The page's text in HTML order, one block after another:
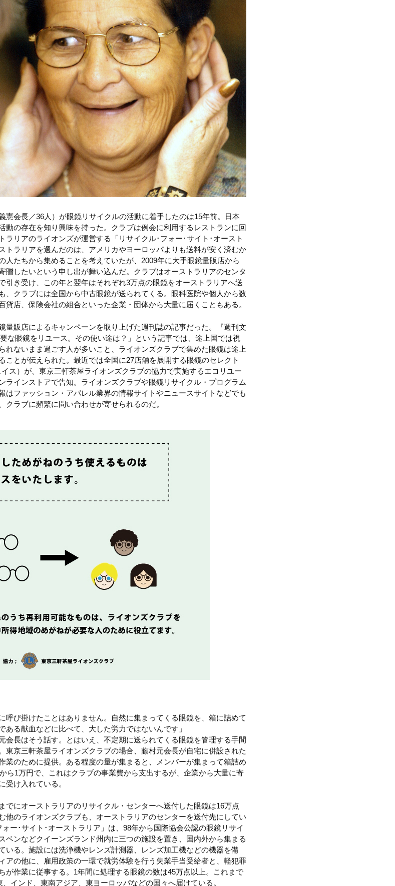
憲会長／36人）が眼鏡リサイクルの活動に着手したのは15年前。日本
動の存在を知り興味を持った。クラブは例会に利用するレストランに回
ラリアのライオンズが運営する「リサイクル･フォー･サイト･オースト
トラリアを選んだのは、アメリカやヨーロッパよりも送料が安く済むか
人たちから集めることを考えていたが、2009年に大手眼鏡量販店から
贈したいという申し出が舞い込んだ。クラブはオーストラリアのセンタ
引き受け、この年と翌年はそれぞれ3万点の眼鏡をオーストラリアへ送
、クラブには全国から中古眼鏡が送られてくる。眼科医院や個人から数
貨店、保険会社の組合といった企業・団体から大量に届くこともある。
量販店によるキャンペーンを取り上げた週刊誌の記事だった。『週刊文
な眼鏡をリユース。その使い途は？」という記事では、途上国では視
れないまま過ごす人が多いこと、ライオンズクラブで集めた眼鏡は途上
ことが伝えられた。最近では全国に27店舗を展開する眼鏡のセレクト
ス）が、東京三軒茶屋ライオンズクラブの協力で実施するエコリユー
ラインストアで告知。ライオンズクラブや眼鏡リサイクル・プログラム
はファッション・アパレル業界の情報サイトやニュースサイトなどでも
ラブに頻繁に問い合わせが寄せられるのだ。
呼び掛けたことはありません。自然に集まってくる眼鏡を、箱に詰めて
る献血などに比べて、大した労力ではないんです」
会長はそう話す。とはいえ、不定期に送られてくる眼鏡を管理する手間
東京三軒茶屋ライオンズクラブの場合、藤村元会長が自宅に併設された
業のために提供。ある程度の量が集まると、メンバーが集まって箱詰め
ら1万円で、これはクラブの事業費から支出するが、企業から大量に寄
受け入れている。
でにオーストラリアのリサイクル・センターへ送付した眼鏡は16万点
他のライオンズクラブも、オーストラリアのセンターを送付先にしてい
ー･サイト･オーストラリア」は、98年から国際協会公認の眼鏡リサイ
ベンなどクイーンズランド州内に三つの施設を置き、国内外から集まる
いる。施設には洗浄機やレンズ計測器、レンズ加工機などの機器を備
アの他に、雇用政策の一環で就労体験を行う失業手当受給者と、軽犯罪
が作業に従事する。1年間に処理する眼鏡の数は45万点以上。これまで
インド、東南アジア、東ヨーロッパなどの国々へ届けている。